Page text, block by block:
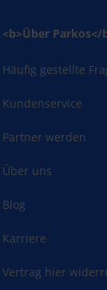
<b>Über Parkos</
Häufig gestellte
Kundenservice
Partner werden
Über uns
Blog
Karriere
Vertrag hier